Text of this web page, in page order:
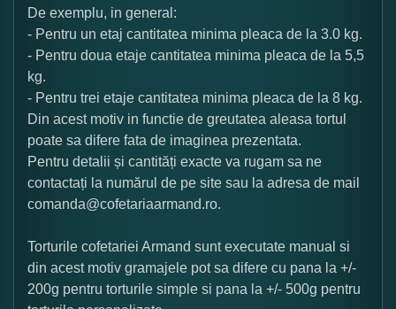
De exemplu, in general:
- Pentru un etaj cantitatea minima pleaca de la 3.0 kg.
- Pentru doua etaje cantitatea minima pleaca de la 5,5
kg.
- Pentru trei etaje cantitatea minima pleaca de la 8 kg.
Din acest motiv in functie de greutatea aleasa tortul
poate sa difere fata de imaginea prezentata.
Pentru detalii și cantități exacte va rugam sa ne
contactați la numărul de pe site sau la adresa de mail
comanda@cofetariaarmand.ro.
Torturile cofetariei Armand sunt executate manual si
din acest motiv gramajele pot sa difere cu pana la +/-
200g pentru torturile simple si pana la +/- 500g pentru